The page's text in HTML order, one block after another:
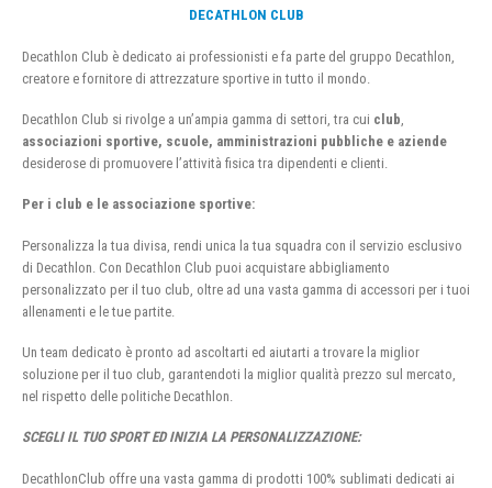
DECATHLON CLUB
Decathlon Club è dedicato ai professionisti e fa parte del gruppo Decathlon,
creatore e fornitore di attrezzature sportive in tutto il mondo.
Decathlon Club si rivolge a un’ampia gamma di settori, tra cui club
associazioni sportive, scuole, amministrazioni pubbliche e aziende
desiderose di promuovere l’attività fisica tra dipendenti e clienti.
Per i club e le associazione sportive:
Personalizza la tua divisa, rendi unica la tua squadra con il servizio esclusivo
di Decathlon. Con Decathlon Club puoi acquistare abbigliamento
personalizzato per il tuo club, oltre ad una vasta gamma di accessori per i tuoi
allenamenti e le tue partite.
Un team dedicato è pronto ad ascoltarti ed aiutarti a trovare la miglior
soluzione per il tuo club, garantendoti la miglior qualità prezzo sul mercato,
nel rispetto delle politiche Decathlon.
SCEGLI IL TUO SPORT ED INIZIA LA PERSONALIZZAZIONE:
DecathlonClub offre una vasta gamma di prodotti 100% sublimati dedicati ai